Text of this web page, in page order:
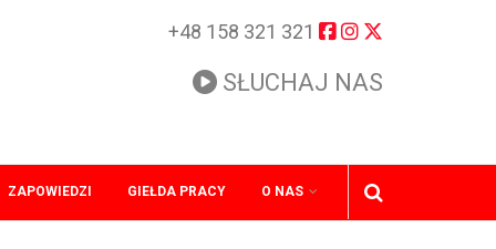
+48 158 321 321
SŁUCHAJ NAS
ZAPOWIEDZI GIEŁDA PRACY O NAS